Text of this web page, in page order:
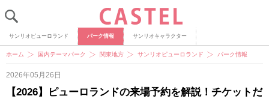
サンリオピューロランド パーク情報 サンリオキャラクター
ホーム 国内テーマパーク 関東地方 サンリオピューロランド パーク情報
2026年05月26日
【2026】ピューロランドの来場予約を解説！チケットだ